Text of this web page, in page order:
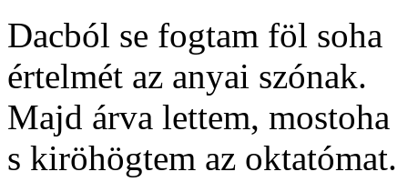
Dacból se fogtam föl soha
értelmét az anyai szónak.
Majd árva lettem, mostoha
s kiröhögtem az oktatómat.